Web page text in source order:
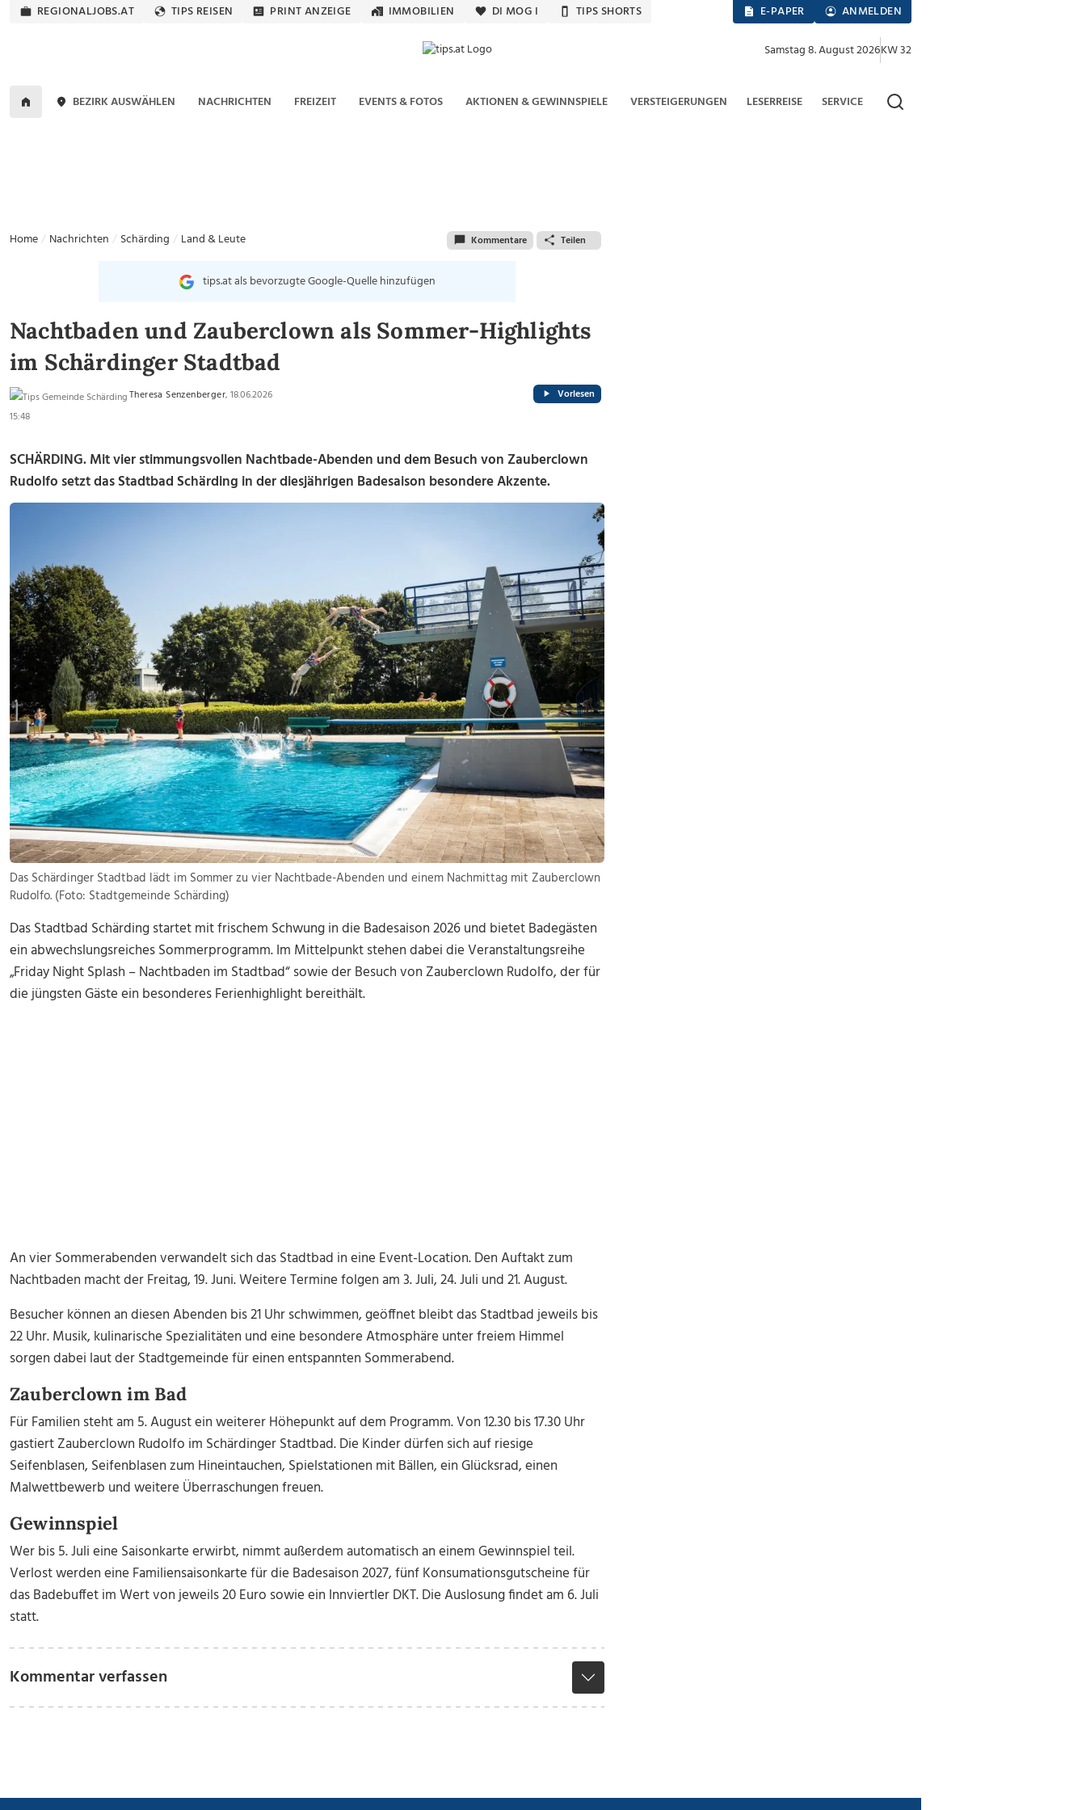
REGIONALJOBS.AT TIPS REISEN PRINT ANZEIGE IMMOBILIEN DI MOG I TIPS SHORTS E-PAPER ANMELDEN
Samstag 8. August 2026KW 32
BEZIRK AUSWÄHLEN NACHRICHTEN FREIZEIT EVENTS & FOTOS AKTIONEN & GEWINNSPIELE VERSTEIGERUNGEN LESERREISE SERVICE
Home Nachrichten Schärding Land & Leute Kommentare Teilen
tips.at als bevorzugte Google-Quelle hinzufügen
Nachtbaden und Zauberclown als Sommer-Highlights
im Schärdinger Stadtbad
Theresa Senzenberger, 18.06.2026
15:48
Vorlesen
SCHÄRDING. Mit vier stimmungsvollen Nachtbade-Abenden und dem Besuch von Zauberclown
Rudolfo setzt das Stadtbad Schärding in der diesjährigen Badesaison besondere Akzente.
Das Schärdinger Stadtbad lädt im Sommer zu vier Nachtbade-Abenden und einem Nachmittag mit Zauberclown
Rudolfo. (Foto: Stadtgemeinde Schärding)
Das Stadtbad Schärding startet mit frischem Schwung in die Badesaison 2026 und bietet Badegästen
ein abwechslungsreiches Sommerprogramm. Im Mittelpunkt stehen dabei die Veranstaltungsreihe
„Friday Night Splash – Nachtbaden im Stadtbad“ sowie der Besuch von Zauberclown Rudolfo, der für
die jüngsten Gäste ein besonderes Ferienhighlight bereithält.
An vier Sommerabenden verwandelt sich das Stadtbad in eine Event-Location. Den Auftakt zum
Nachtbaden macht der Freitag, 19. Juni. Weitere Termine folgen am 3. Juli, 24. Juli und 21. August.
Besucher können an diesen Abenden bis 21 Uhr schwimmen, geöffnet bleibt das Stadtbad jeweils bis
22 Uhr. Musik, kulinarische Spezialitäten und eine besondere Atmosphäre unter freiem Himmel
sorgen dabei laut der Stadtgemeinde für einen entspannten Sommerabend.
Zauberclown im Bad
Für Familien steht am 5. August ein weiterer Höhepunkt auf dem Programm. Von 12.30 bis 17.30 Uhr
gastiert Zauberclown Rudolfo im Schärdinger Stadtbad. Die Kinder dürfen sich auf riesige
Seifenblasen, Seifenblasen zum Hineintauchen, Spielstationen mit Bällen, ein Glücksrad, einen
Malwettbewerb und weitere Überraschungen freuen.
Gewinnspiel
Wer bis 5. Juli eine Saisonkarte erwirbt, nimmt außerdem automatisch an einem Gewinnspiel teil.
Verlost werden eine Familiensaisonkarte für die Badesaison 2027, fünf Konsumationsgutscheine für
das Badebuffet im Wert von jeweils 20 Euro sowie ein Innviertler DKT. Die Auslosung findet am 6. Juli
statt.
Kommentar verfassen